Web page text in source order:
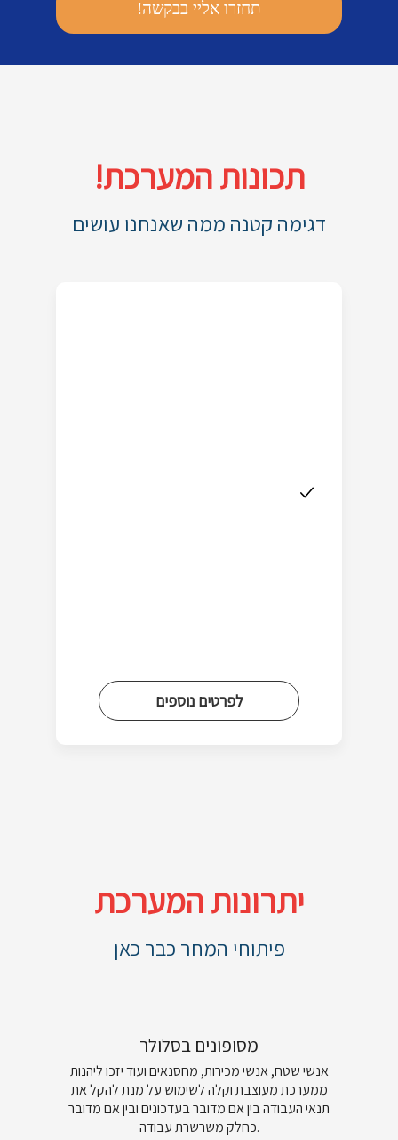
תכונות המערכת!
דגימה קטנה ממה שאנחנו עושים
לפרטים נוספים
יתרונות המערכת
פיתוחי המחר כבר כאן
מסופונים בסלולר
אנשי שטח, אנשי מכירות, מחסנאים ועוד יזכו ליהנות
ממערכת מעוצבת וקלה לשימוש על מנת להקל את
תנאי העבודה בין אם מדובר בעדכונים ובין אם מדובר
כחלק משרשרת עבודה.